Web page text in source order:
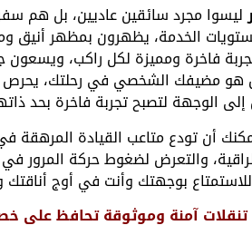
ليسوا مجرد سائقين عاديين، بل هم
الخدمة، يظهرون بمظهر أنيق
فاخرة ومميزة لكل راكب،
مضيفك الشخصي في رحلتك، يحرص
إلى الوجهة لتصبح تجربة فاخرة بحد
أن تودع متاعب القيادة المرهقة
والتعرض لضغوط حركة المرور
بوجهتك وأنت في أوج أناقتك
آمنة وموثوقة تحافظ على